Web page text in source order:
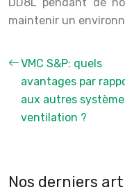
maintenir un
VMC S&P: quels
avantages par
aux autres
ventilation ?
Nos derniers